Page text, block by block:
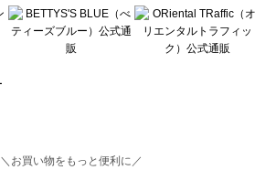
＼お買い物をもっと便利に／